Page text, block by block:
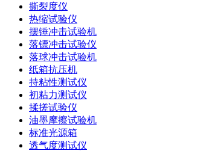
撕裂度仪
热缩试验仪
摆锤冲击试验机
落镖冲击试验仪
落球冲击试验机
纸箱抗压机
持粘性测试仪
初粘力测试仪
揉搓试验仪
油墨摩擦试验机
标准光源箱
透气度测试仪